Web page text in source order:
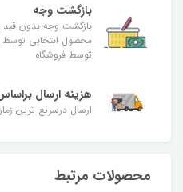
بازگشت وجه
بازگشت وجه بدون
محصول انتخابی
توسط فروشگاه
هزینه ارسال
ارسال درسریع ترین
محصولات مرتبط